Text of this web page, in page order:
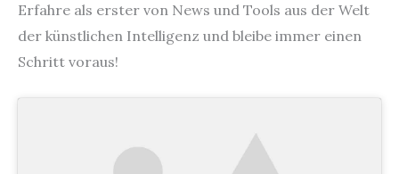
Erfahre als erster von News und Tools aus der Welt
der künstlichen Intelligenz und bleibe immer einen
Schritt voraus!